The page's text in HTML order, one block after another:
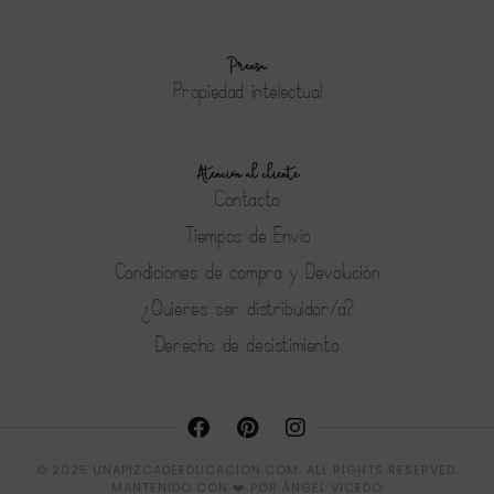
Prensa
Propiedad intelectual
Atención al cliente
Contacto
Tiempos de Envío
Condiciones de compra y Devolución
¿Quieres ser distribuidor/a?
Derecho de desistimiento
© 2025 UNAPIZCADEEDUCACION.COM. ALL RIGHTS RESERVED.
MANTENIDO CON ❤️ POR ÁNGEL VICEDO